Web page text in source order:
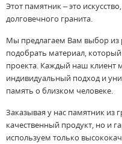
Этот памятник – это
долговечного гранита.
Мы предлагаем Вам выбор из
подобрать материал,
проекта. Каждый наш клиент
индивидуальный подход и
память о близком человеке.
Заказывая у нас памятник из
качественный продукт, но и
используем только